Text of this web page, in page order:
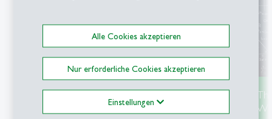
Alle Cookies akzeptieren
Nur erforderliche Cookies akzeptieren
Einstellungen
Themenschwerpunkt Ukraine
In unserem Themenschwerpunkt sammeln wir